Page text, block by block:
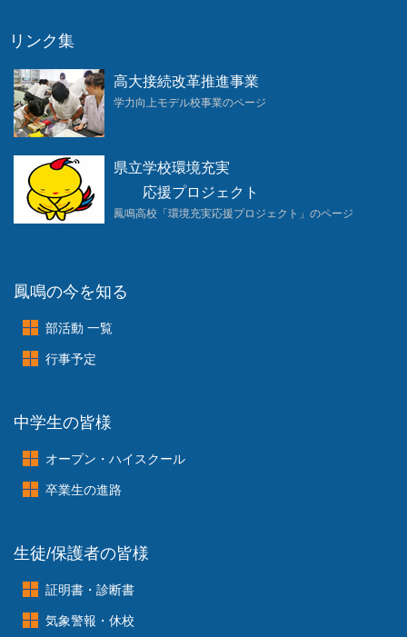
リンク集
高大接続改革推進事業
学力向上モデル校事業のページ
県立学校環境充実
応援プロジェクト
鳳鳴高校「環境充実応援プロジェクト」のページ
鳳鳴の今を知る
部活動 一覧
行事予定
中学生の皆様
オープン・ハイスクール
卒業生の進路
生徒/保護者の皆様
証明書・診断書
気象警報・休校